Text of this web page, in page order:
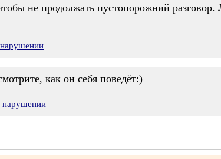
не продолжать пустопорожний
как он себя поведёт:)
нарушении